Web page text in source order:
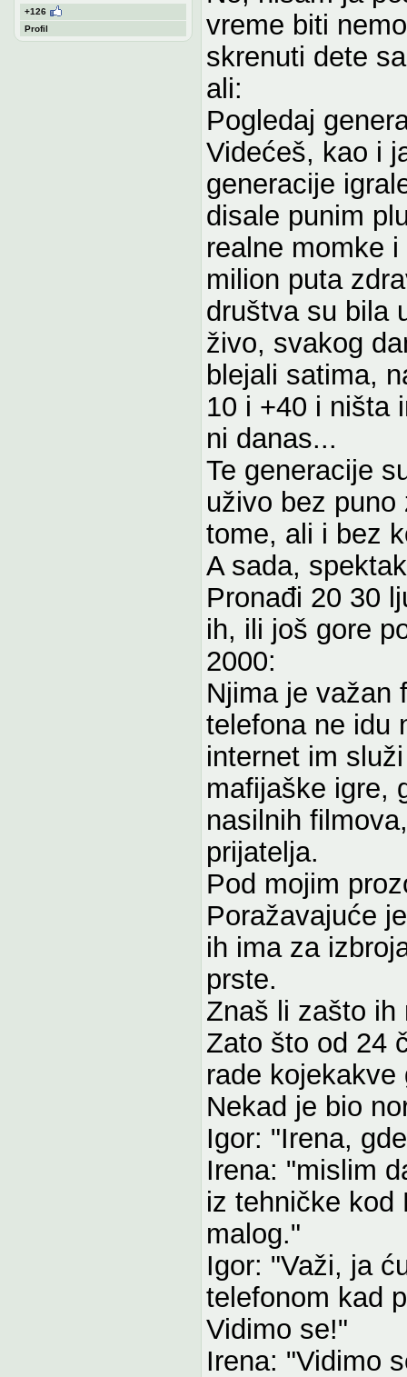
+126
Profil
vreme biti
skrenuti dete
ali:
Pogledaj
Videćeš, kao i
generacije
disale punim
realne momke
milion puta
društva su bila
živo, svakog
blejali satima,
10 i +40 i ništa
ni danas...
Te generacije
uživo bez puno
tome, ali i bez
A sada,
Pronađi 20 30
ih, ili još gore
2000:
Njima je važan
telefona ne idu
internet im
mafijaške igre,
nasilnih
prijatelja.
Pod mojim
Poražavajuće
ih ima za
prste.
Znaš li zašto ih
Zato što od 24
rade kojekakve
Nekad je bio
Igor: "Irena,
Irena: "mislim
iz tehničke kod
malog."
Igor: "Važi, ja
telefonom kad
Vidimo se!"
Irena: "Vidimo